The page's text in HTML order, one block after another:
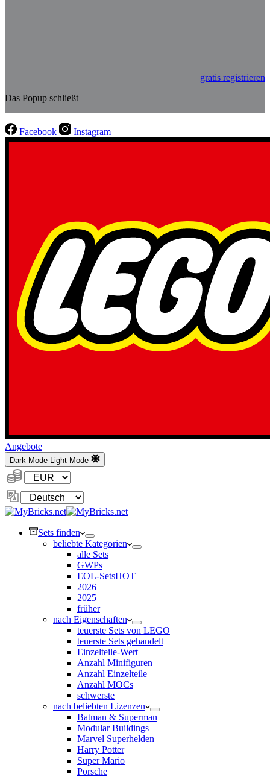
gratis registrieren
Das Popup schließt
Facebook Instagram
Angebote
Dark Mode Light Mode
Währung:
Sprache
ändern
Sets finden
beliebte Kategorien
alle Sets
GWPs
EOL-SetsHOT
2026
2025
früher
nach Eigenschaften
teuerste Sets von LEGO
teuerste Sets gehandelt
Einzelteile-Wert
Anzahl Minifiguren
Anzahl Einzelteile
Anzahl MOCs
schwerste
nach beliebten Lizenzen
Batman & Superman
Modular Buildings
Marvel Superhelden
Harry Potter
Super Mario
Porsche